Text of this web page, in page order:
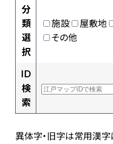
分
類
選
択
施設 屋敷地
その他
ID
検
索
異体字・旧字は常用漢